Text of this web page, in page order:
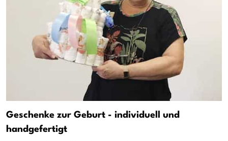
Geschenke zur Geburt - individuell und
handgefertigt